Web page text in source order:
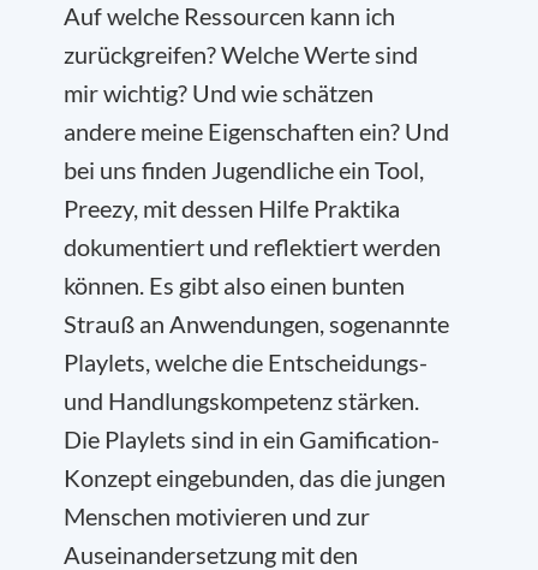
Auf welche Ressourcen kann ich
zurückgreifen? Welche Werte sind
mir wichtig? Und wie schätzen
andere meine Eigenschaften ein? Und
bei uns finden Jugendliche ein Tool,
Preezy, mit dessen Hilfe Praktika
dokumentiert und reflektiert werden
können. Es gibt also einen bunten
Strauß an Anwendungen, sogenannte
Playlets, welche die Entscheidungs-
und Handlungskompetenz stärken.
Die Playlets sind in ein Gamification-
Konzept eingebunden, das die jungen
Menschen motivieren und zur
Auseinandersetzung mit den